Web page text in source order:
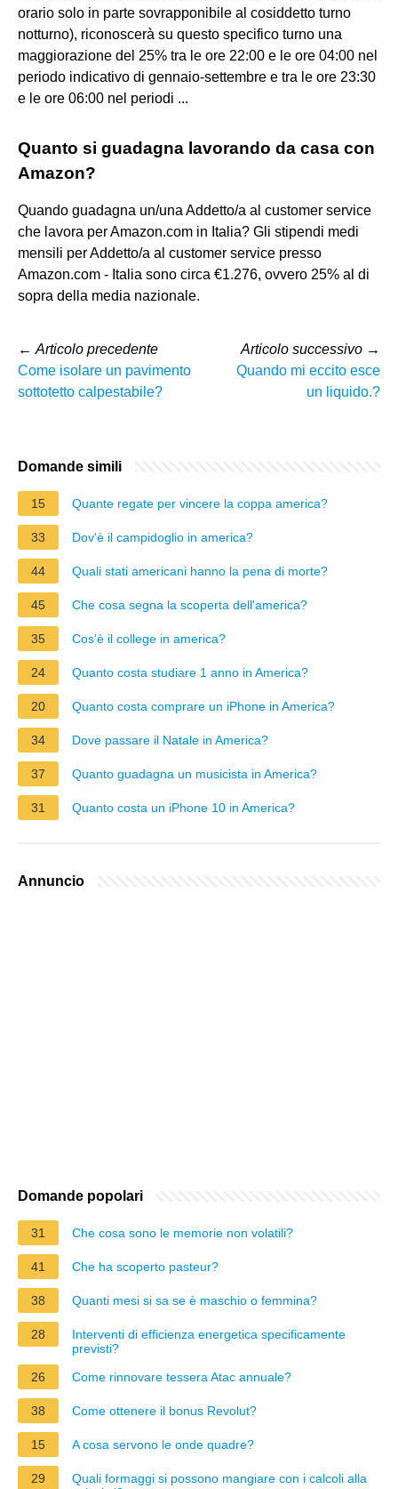
orario solo in parte sovrapponibile al cosiddetto turno
notturno), riconoscerà su questo specifico turno una
maggiorazione del 25% tra le ore 22:00 e le ore 04:00 nel
periodo indicativo di gennaio-settembre e tra le ore 23:30
e le ore 06:00 nel periodi ...
Quanto si guadagna lavorando da casa con
Amazon?
Quando guadagna un/una Addetto/a al customer service
che lavora per Amazon.com in Italia? Gli stipendi medi
mensili per Addetto/a al customer service presso
Amazon.com - Italia sono circa €1.276, ovvero 25% al di
sopra della media nazionale.
← Articolo precedente
Come isolare un pavimento
sottotetto calpestabile?
Articolo successivo →
Quando mi eccito esce
un liquido.?
Domande simili
15 Quante regate per vincere la coppa america?
33 Dov'è il campidoglio in america?
44 Quali stati americani hanno la pena di morte?
45 Che cosa segna la scoperta dell'america?
35 Cos'è il college in america?
24 Quanto costa studiare 1 anno in America?
20 Quanto costa comprare un iPhone in America?
34 Dove passare il Natale in America?
37 Quanto guadagna un musicista in America?
31 Quanto costa un iPhone 10 in America?
Annuncio
Domande popolari
31 Che cosa sono le memorie non volatili?
41 Che ha scoperto pasteur?
38 Quanti mesi si sa se è maschio o femmina?
28
Interventi di efficienza energetica specificamente
previsti?
26
Come rinnovare tessera Atac annuale?
38 Come ottenere il bonus Revolut?
15 A cosa servono le onde quadre?
29
Quali formaggi si possono mangiare con i calcoli alla